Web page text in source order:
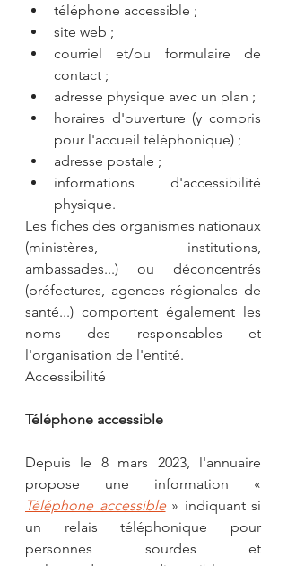
téléphone accessible ;
site web ;
courriel et/ou formulaire de
contact ;
adresse physique avec un plan ;
horaires d'ouverture (y compris
pour l'accueil téléphonique) ;
adresse postale ;
informations d'accessibilité
physique.
Les fiches des organismes nationaux
(ministères, institutions,
ambassades...) ou déconcentrés
(préfectures, agences régionales de
santé...) comportent également les
noms des responsables et
l'organisation de l'entité.
Accessibilité
Téléphone accessible
Depuis le 8 mars 2023, l'annuaire
Téléphone accessible » indiquant si
un relais téléphonique pour
personnes sourdes et